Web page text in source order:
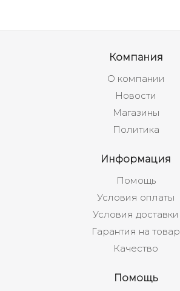
Компания
О компании
Новости
Магазины
Политика
Информация
Помощь
Условия оплаты
Условия доставки
Гарантия на товар
Качество
Помощь